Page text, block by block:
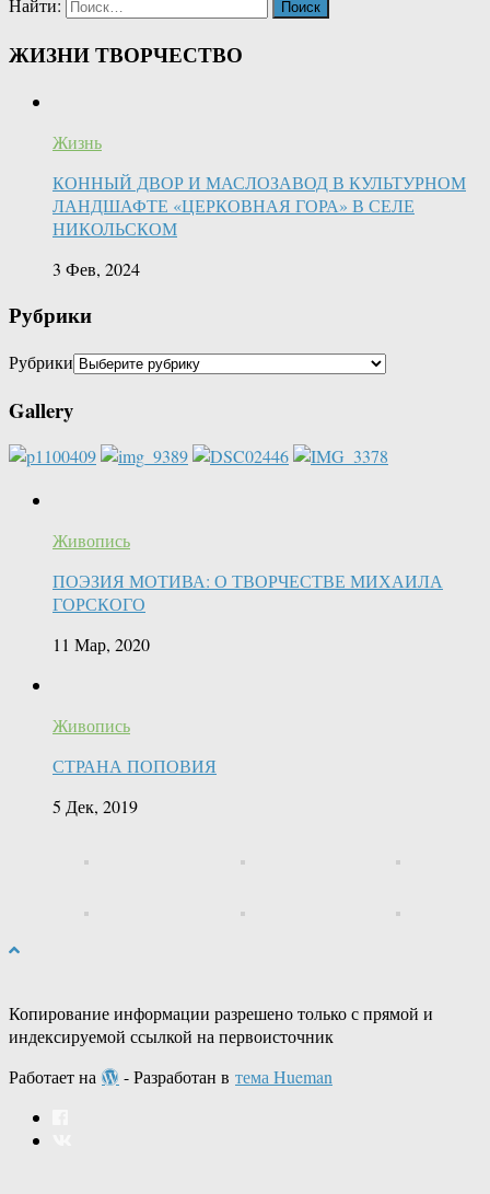
Найти:
ЖИЗНИ ТВОРЧЕСТВО
Жизнь
КОННЫЙ ДВОР И МАСЛОЗАВОД В КУЛЬТУРНОМ
ЛАНДШАФТЕ «ЦЕРКОВНАЯ ГОРА» В СЕЛЕ
НИКОЛЬСКОМ
3 Фев, 2024
Рубрики
Рубрики
Gallery
Живопись
ПОЭЗИЯ МОТИВА: О ТВОРЧЕСТВЕ МИХАИЛА
ГОРСКОГО
11 Мар, 2020
Живопись
СТРАНА ПОПОВИЯ
5 Дек, 2019
Копирование информации разрешено только с прямой и
индексируемой ссылкой на первоисточник
Работает на
- Разработан в тема Hueman